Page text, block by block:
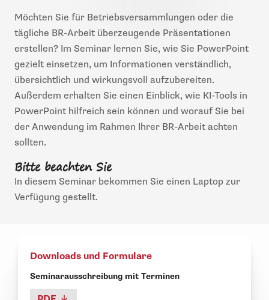
Möchten Sie für Betriebsversammlungen oder die
tägliche BR-Arbeit überzeugende Präsentationen
erstellen? Im Seminar lernen Sie, wie Sie PowerPoint
gezielt einsetzen, um Informationen verständlich,
übersichtlich und wirkungsvoll aufzubereiten.
Außerdem erhalten Sie einen Einblick, wie KI-Tools in
PowerPoint hilfreich sein können und worauf Sie bei
der Anwendung im Rahmen Ihrer BR-Arbeit achten
sollten.
Bitte beachten Sie
In diesem Seminar bekommen Sie einen Laptop zur
Verfügung gestellt.
Downloads und Formulare
Seminarausschreibung mit Terminen